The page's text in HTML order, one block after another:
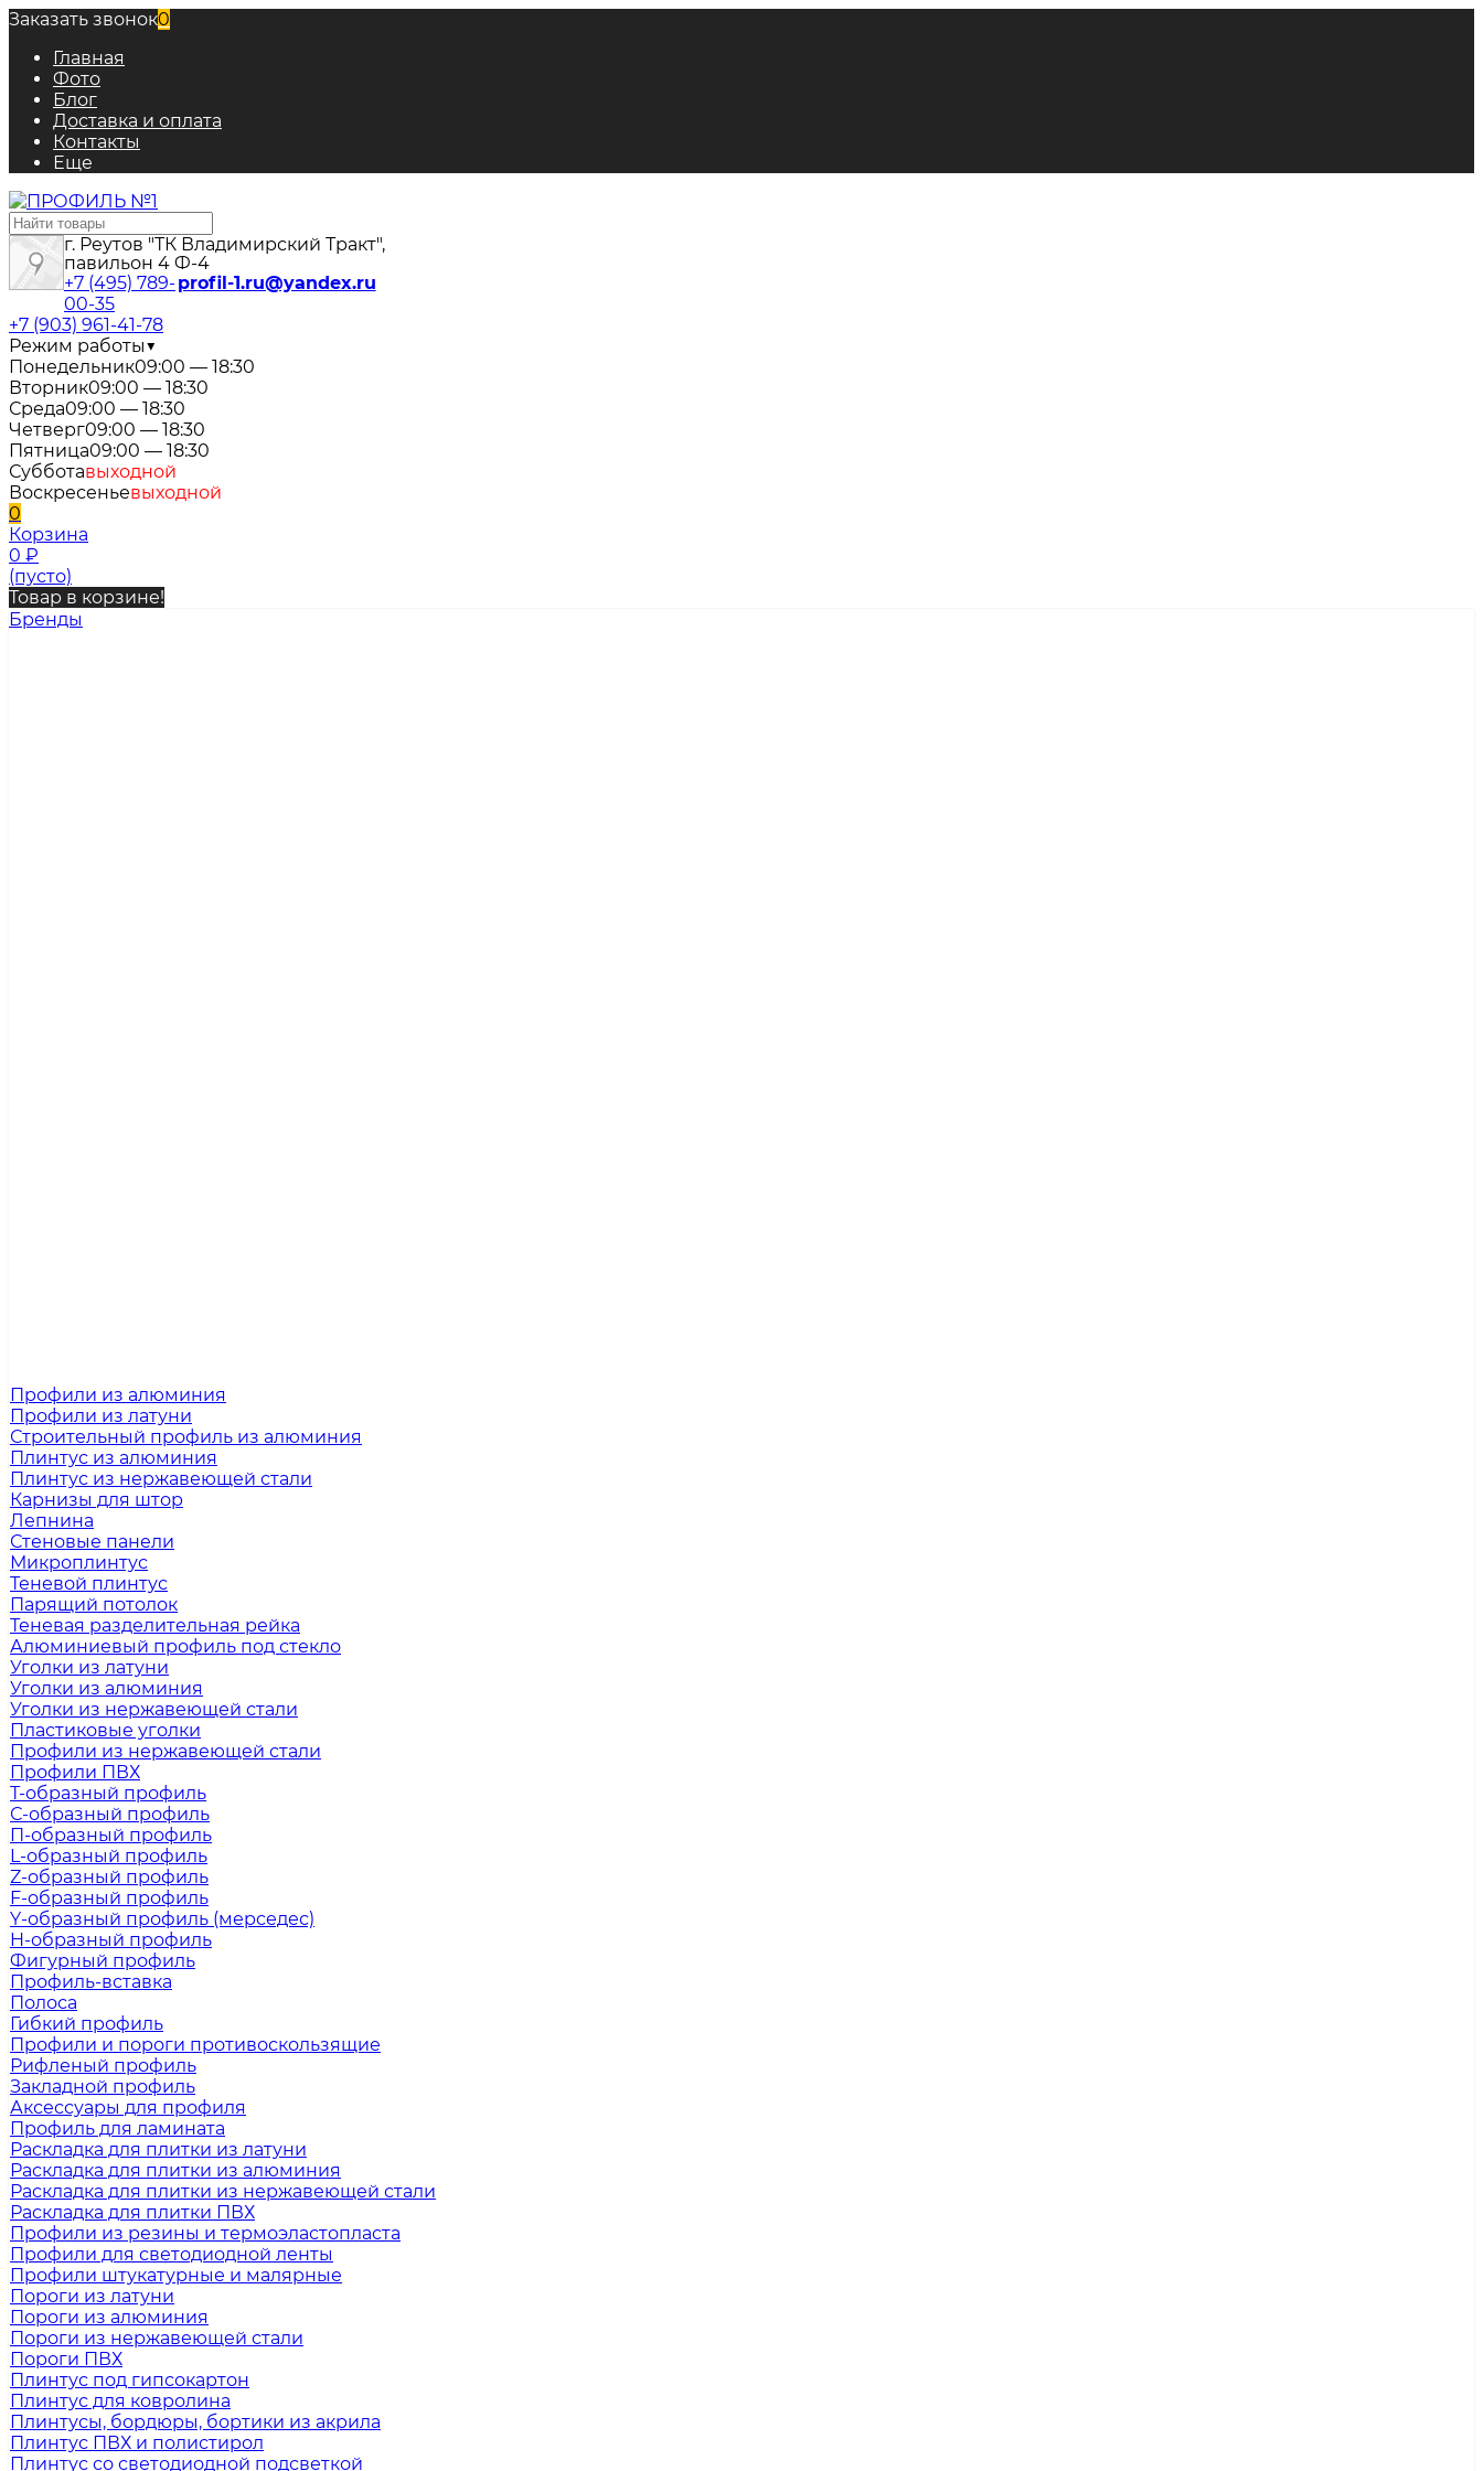
Заказать звонок0
Главная
Фото
Блог
Доставка и оплата
Контакты
Еще
г. Реутов "ТК Владимирский Тракт",
павильон 4 Ф-4
profil-1.ru@yandex.ru
+7 (495) 789-
00-35
+7 (903) 961-41-78
Режим работы▼
Понедельник09:00 — 18:30
Вторник09:00 — 18:30
Среда09:00 — 18:30
Четверг09:00 — 18:30
Пятница09:00 — 18:30
Субботавыходной
Воскресеньевыходной
0
Корзина
0 ₽
(пусто)
Товар в корзине!
Бренды
Профили из алюминия
Профили из латуни
Строительный профиль из алюминия
Плинтус из алюминия
Плинтус из нержавеющей стали
Карнизы для штор
Лепнина
Стеновые панели
Микроплинтус
Теневой плинтус
Парящий потолок
Теневая разделительная рейка
Алюминиевый профиль под стекло
Уголки из латуни
Уголки из алюминия
Уголки из нержавеющей стали
Пластиковые уголки
Профили из нержавеющей стали
Профили ПВХ
Т-образный профиль
С-образный профиль
П-образный профиль
L-образный профиль
Z-образный профиль
F-образный профиль
Y-образный профиль (мерседес)
H-образный профиль
Фигурный профиль
Профиль-вставка
Полоса
Гибкий профиль
Профили и пороги противоскользящие
Рифленый профиль
Закладной профиль
Аксессуары для профиля
Профиль для ламината
Раскладка для плитки из латуни
Раскладка для плитки из алюминия
Раскладка для плитки из нержавеющей стали
Раскладка для плитки ПВХ
Профили из резины и термоэластопласта
Профили для светодиодной ленты
Профили штукатурные и малярные
Пороги из латуни
Пороги из алюминия
Пороги из нержавеющей стали
Пороги ПВХ
Плинтус под гипсокартон
Плинтус для ковролина
Плинтусы, бордюры, бортики из акрила
Плинтус ПВХ и полистирол
Плинтус со светодиодной подсветкой